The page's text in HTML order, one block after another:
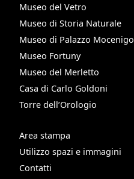
Museo del Vetro
Museo di Storia Naturale
Museo di Palazzo Mocenigo
Museo Fortuny
Museo del Merletto
Casa di Carlo Goldoni
Torre dell’Orologio
Area stampa
Utilizzo spazi e immagini
Contatti